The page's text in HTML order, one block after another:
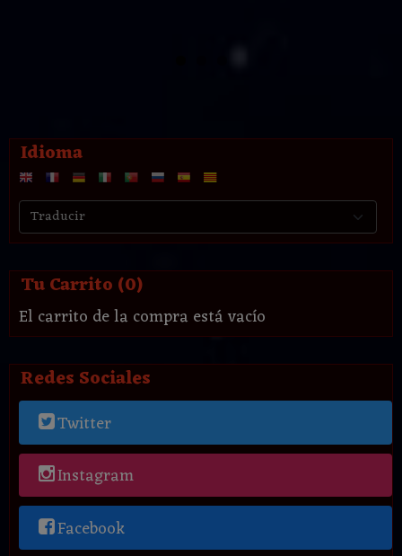
Idioma
Tu Carrito (0)
El carrito de la compra está vacío
Redes Sociales
Twitter
Instagram
Facebook